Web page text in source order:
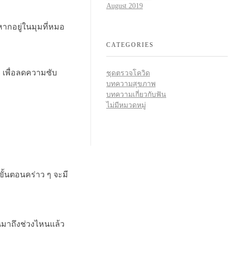
ากอยู่ในมุมที่หมอ
เพื่อลดความซับ
นตอนคร่าว ๆ จะมี
าถึงช่วงไหนแล้ว
August 2019
CATEGORIES
ชุดตรวจโควิด
บทความสุขภาพ
บทความเกี่ยวกับฟัน
ไม่มีหมวดหมู่